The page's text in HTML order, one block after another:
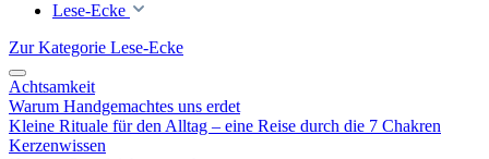
Lese-Ecke
Zur Kategorie Lese-Ecke
Achtsamkeit
Warum Handgemachtes uns erdet
Kleine Rituale für den Alltag – eine Reise durch die 7 Chakren
Kerzenwissen